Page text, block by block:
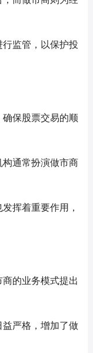
监管，以保护投
确保股票交易的顺
通常扮演做市商
挥着重要作用，
的业务模式提出
严格，增加了做